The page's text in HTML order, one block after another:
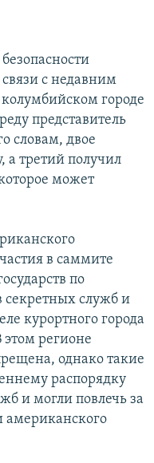
с недавним
городе
представитель
словам, двое
а третий получил
может
в саммите
по
секретных служб и
курортного города
этом регионе
однако такие
распорядку
и могли повлечь за
американского